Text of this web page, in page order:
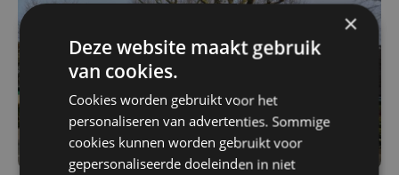
×
Deze website maakt gebruik
van cookies.
Cookies worden gebruikt voor het
personaliseren van advertenties. Sommige
cookies kunnen worden gebruikt voor
gepersonaliseerde doeleinden in niet